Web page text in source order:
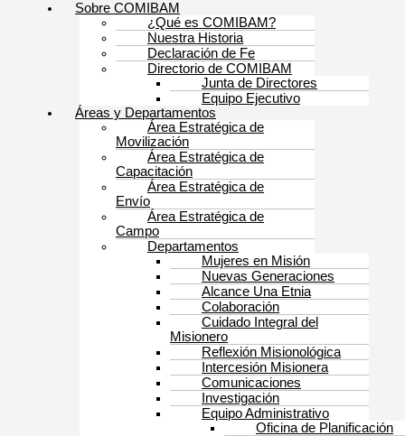
Sobre COMIBAM
¿Qué es COMIBAM?
Nuestra Historia
Declaración de Fe
Directorio de COMIBAM
Junta de Directores
Equipo Ejecutivo
Áreas y Departamentos
Área Estratégica de
Movilización
Área Estratégica de
Capacitación
Área Estratégica de
Envío
Área Estratégica de
Campo
Departamentos
Mujeres en Misión
Nuevas Generaciones
Alcance Una Etnia
Colaboración
Cuidado Integral del
Misionero
Reflexión Misionológica
Intercesión Misionera
Comunicaciones
Investigación
Equipo Administrativo
Oficina de Planificación